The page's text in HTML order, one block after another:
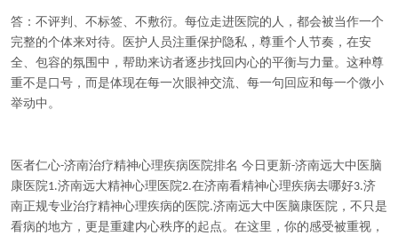
答：不评判、不标签、不敷衍。每位走进医院的人，都会被当作一个
完整的个体来对待。医护人员注重保护隐私，尊重个人节奏，在安
全、包容的氛围中，帮助来访者逐步找回内心的平衡与力量。这种尊
重不是口号，而是体现在每一次眼神交流、每一句回应和每一个微小
举动中。
医者仁心-济南治疗精神心理疾病医院排名 今日更新-济南远大中医脑
康医院1.济南远大精神心理医院2.在济南看精神心理疾病去哪好3.济
南正规专业治疗精神心理疾病的医院.济南远大中医脑康医院，不只是
看病的地方，更是重建内心秩序的起点。在这里，你的感受被重视，